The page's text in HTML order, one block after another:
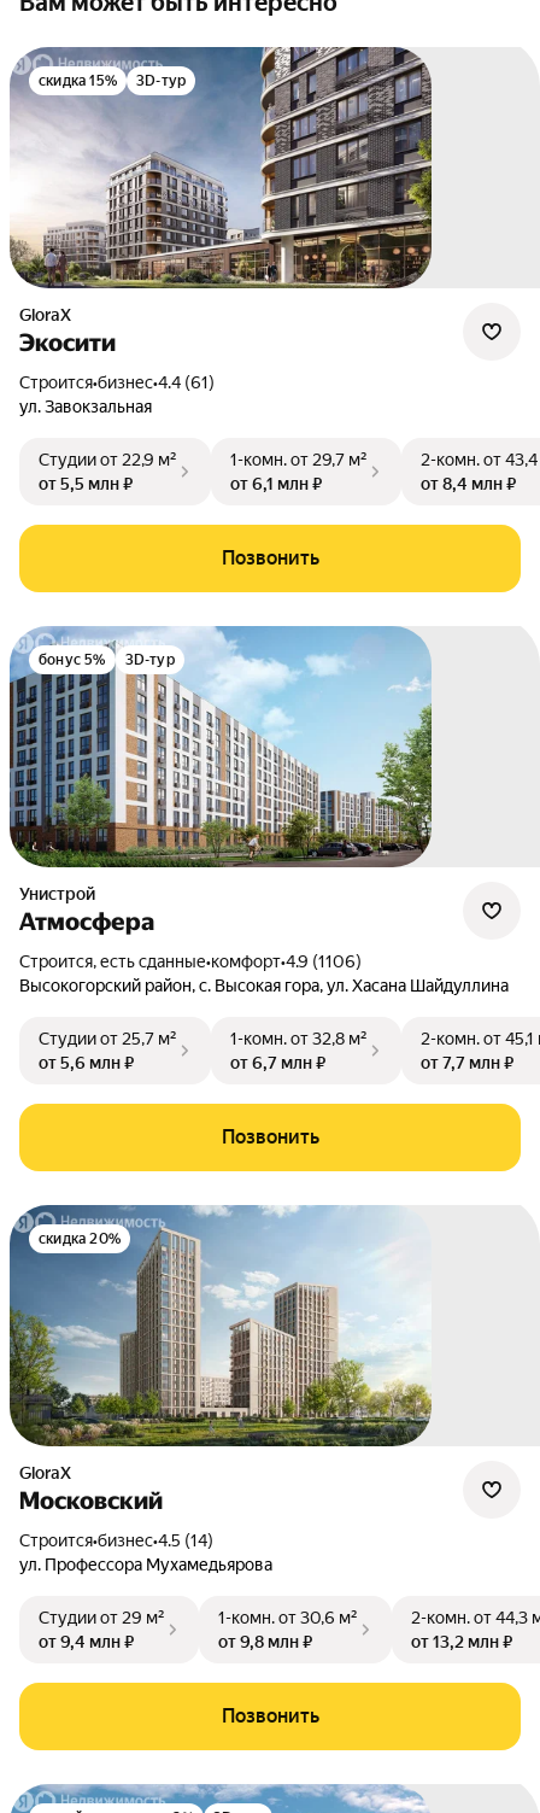
скидка 15% 3D-тур
GloraX
Экосити
Строится•бизнес•4.4 (61)
ул. Завокзальная
Студииот 22,9 м²
от 5,5 млн ₽
1-комн.от 29,7 м²
от 6,1 млн ₽
2-комн.от
от 8,4 млн ₽
Позвонить
бонус 5% 3D-тур
Унистрой
Атмосфера
Строится, есть сданные•комфорт•4.9 (1106)
Высокогорский район,с. Высокая гора,ул. Хасана Шайдуллина
Студииот 25,7 м²
от 5,6 млн ₽
1-комн.от 32,8 м²
от 6,7 млн ₽
2-комн.от 45,1
от 7,7 млн ₽
Позвонить
скидка 20%
GloraX
Московский
Строится•бизнес•4.5 (14)
ул. Профессора Мухамедьярова
Студииот 29 м²
от 9,4 млн ₽
1-комн.от 30,6 м²
от 9,8 млн ₽
2-комн.от 44,3
от 13,2 млн ₽
Позвонить